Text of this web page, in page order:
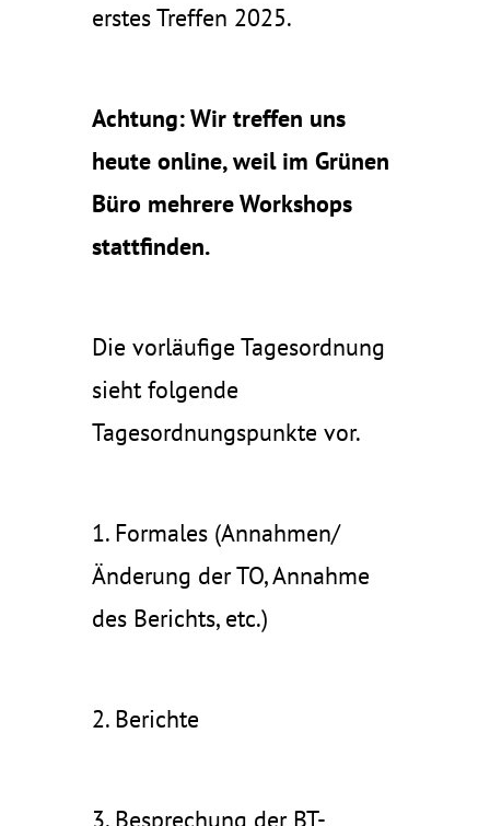
erstes Treffen 2025.
Achtung: Wir treffen uns
heute online, weil im Grünen
Büro mehrere Workshops
stattfinden.
Die vorläufige Tagesordnung
sieht folgende
Tagesordnungspunkte vor.
1. Formales (Annahmen/
Änderung der TO, Annahme
des Berichts, etc.)
2. Berichte
3. Besprechung der BT-